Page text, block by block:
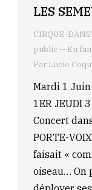
LES
CIRQUE-
public — En
Par Lucie
Mardi 1 Juin
1ER JEUDI
Concert
PORTE-
faisait «
oiseau… On